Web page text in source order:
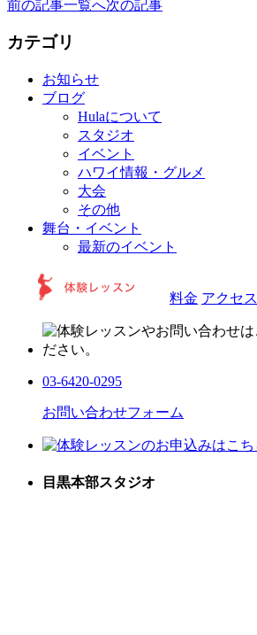
前の記事一覧へ次の記事
カテゴリ
お知らせ
ブログ
Hulaについて
スタジオ
イベント
ハワイ情報・グルメ
大会
その他
舞台・イベント
最新のイベント
料金 アクセス
03-6420-0295
お問い合わせフォーム
目黒本部スタジオ